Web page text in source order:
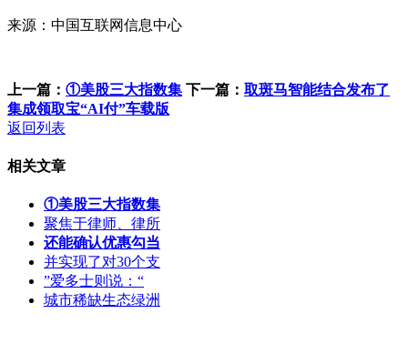
来源：中国互联网信息中心
上一篇： ①美股三大指数集 下一篇： 取斑马智能结合发布了
集成领取宝“AI付”车载版
返回列表
相关文章
①美股三大指数集
聚焦于律师、律所
还能确认优惠勾当
并实现了对30个支
”爱多士则说：“
城市稀缺生态绿洲